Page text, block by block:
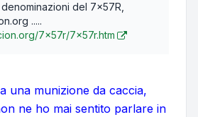
del 7x57R,
.....
7x57r/7x57r.htm
una munizione da caccia,
ne ho mai sentito parlare in